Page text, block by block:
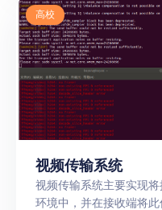
高校
视频传输系统
视频传输系统主要实现
环境中，并在接收端将此